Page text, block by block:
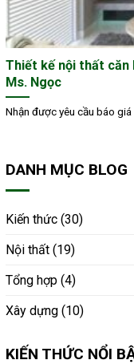
Thiết kế nội thất căn
Ms. Ngọc
Nhận được yêu cầu báo
DANH MỤC BLOG
Kiến thức (30)
Nội thất (19)
Tổng hợp (4)
Xây dựng (10)
KIẾN THỨC NỔI